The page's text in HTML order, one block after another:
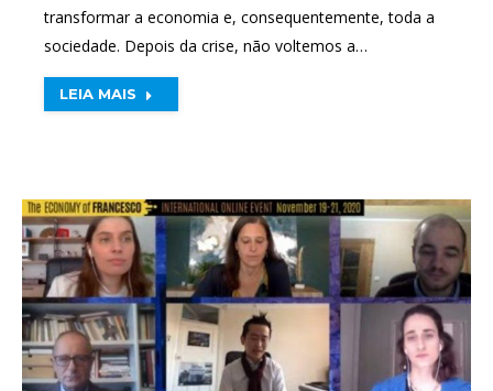
transformar a economia e, consequentemente, toda a
sociedade. Depois da crise, não voltemos a…
LEIA MAIS